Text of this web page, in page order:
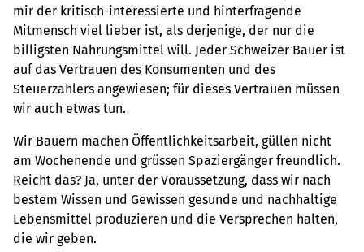
mir der kritisch-interessierte und hinterfragende
Mitmensch viel lieber ist, als derjenige, der nur die
billigsten Nahrungsmittel will. Jeder Schweizer Bauer ist
auf das Vertrauen des Konsumenten und des
Steuerzahlers angewiesen; für dieses Vertrauen müssen
wir auch etwas tun.
Wir Bauern machen Öffentlichkeitsarbeit, güllen nicht
am Wochenende und grüssen Spaziergänger freundlich.
Reicht das? Ja, unter der Voraussetzung, dass wir nach
bestem Wissen und Gewissen gesunde und nachhaltige
Lebensmittel produzieren und die Versprechen halten,
die wir geben.